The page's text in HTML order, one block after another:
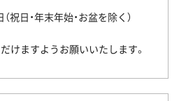
・年末年始・お盆を除く）
けますようお願いいたします。